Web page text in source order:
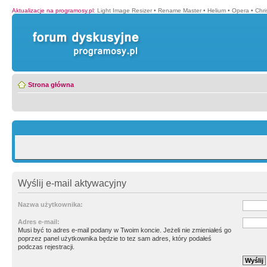
Aktualizacje na programosy.pl: Light Image Resizer • Rename Master • Helium • Opera •
Strona główna
Wyślij e-mail aktywacyjny
Nazwa użytkownika:
Adres e-mail:
Musi być to adres e-mail podany w Twoim koncie. Jeżeli nie zmieniałeś go
poprzez panel użytkownika będzie to tez sam adres, który podałeś
podczas rejestracji.